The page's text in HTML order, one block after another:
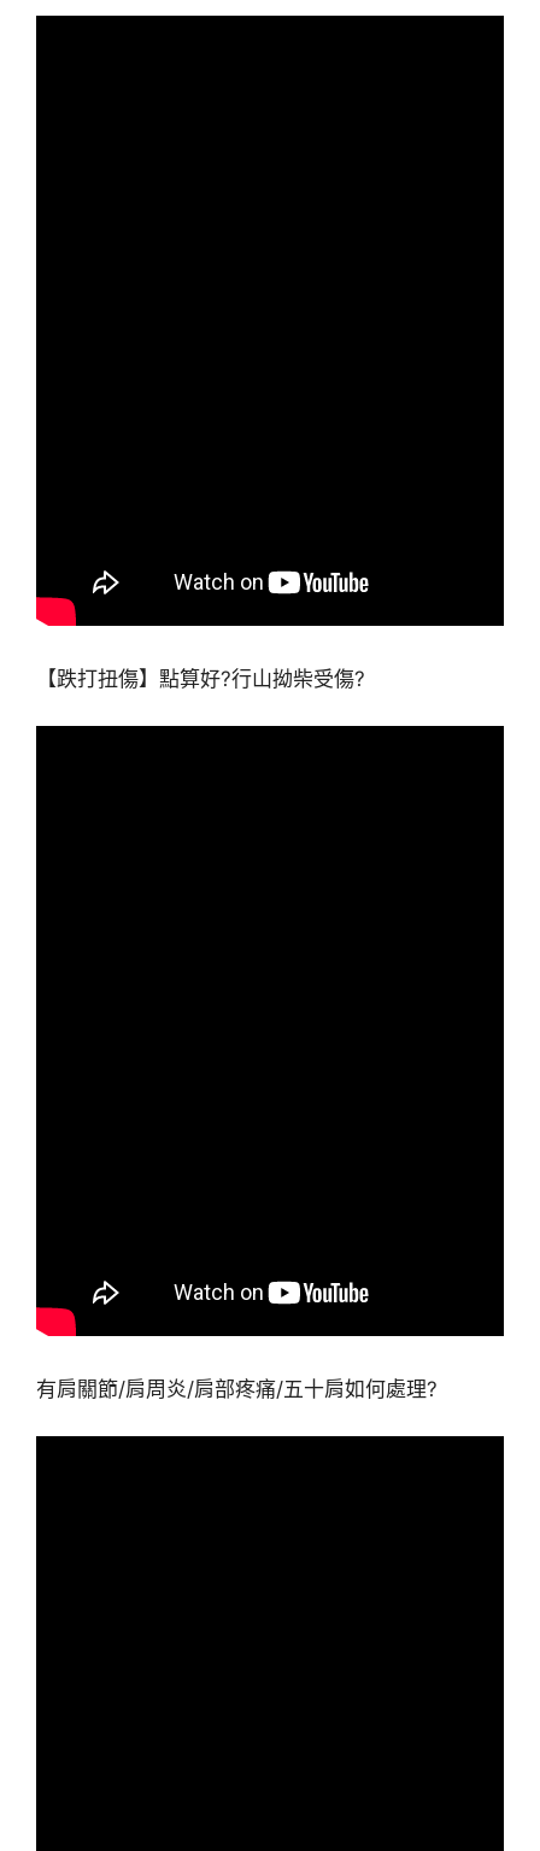
【跌打扭傷】點算好?行山拗柴受傷?
有肩關節/肩周炎/肩部疼痛/五十肩如何處理?